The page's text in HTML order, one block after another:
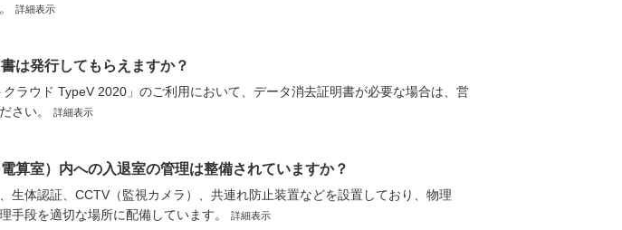
詳細表示
は発行してもらえますか？
クラウド TypeV 2020」のご利用において、データ消去証明書が必要な場合は、営
さい。
詳細表示
算室）内への入退室の管理は整備されていますか？
生体認証、CCTV（監視カメラ）、共連れ防止装置などを設置しており、物理
手段を適切な場所に配備しています。
詳細表示